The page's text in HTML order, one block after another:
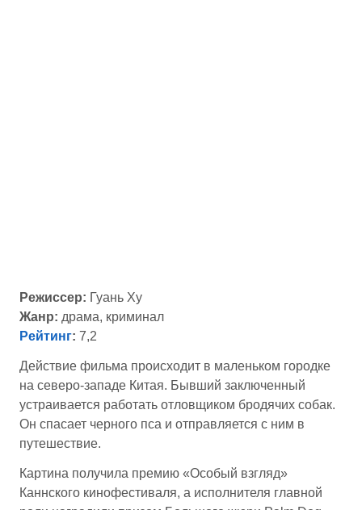
Режиссер: Гуань Ху
Жанр: драма, криминал
Рейтинг: 7,2
Действие фильма происходит в маленьком городке
на северо-западе Китая. Бывший заключенный
устраивается работать отловщиком бродячих собак.
Он спасает черного пса и отправляется с ним в
путешествие.
Картина получила премию «Особый взгляд»
Каннского кинофестиваля, а исполнителя главной